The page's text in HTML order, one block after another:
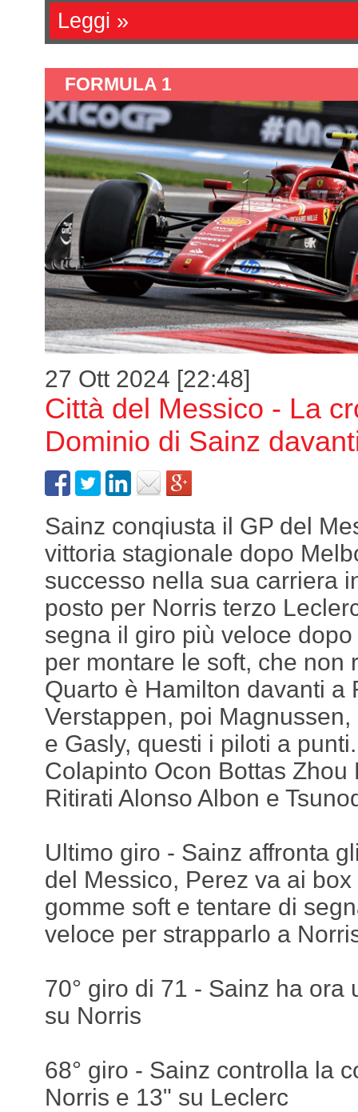
Leggi »
FORMULA 1
27 Ott 2024 [22:48]
Città del Messico - La
Dominio di Sainz
Sainz conqiusta il GP del
vittoria stagionale dopo
successo nella sua carriera
posto per Norris terzo
segna il giro più veloce
per montare le soft, che non
Quarto è Hamilton davanti a
Verstappen, poi
e Gasly, questi i piloti a
Colapinto Ocon Bottas Zhou
Ritirati Alonso Albon e
Ultimo giro - Sainz affronta
del Messico, Perez va ai
gomme soft e tentare di
veloce per strapparlo a
70° giro di 71 - Sainz ha ora
su Norris
68° giro - Sainz controlla la
Norris e 13" su Leclerc